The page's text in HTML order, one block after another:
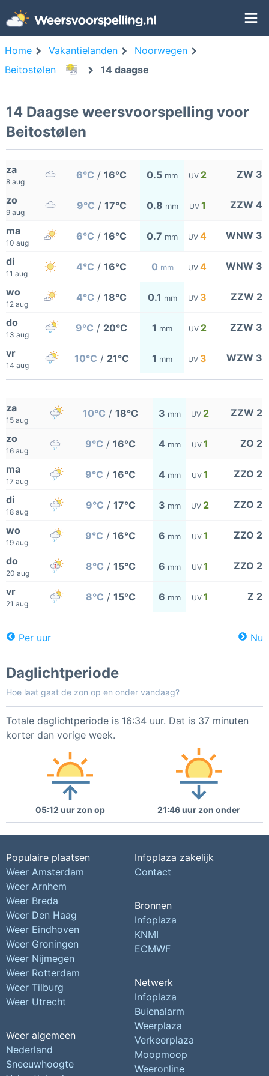
Home Vakantielanden
Noorwegen
Beitostølen
14 daagse
14 Daagse weersvoorspelling voor
Beitostølen
za
8 aug
6°C / 16°C 0.5 mm UV 2 ZW 3
zo
9 aug
9°C / 17°C 0.8 mm UV 1 ZZW 4
ma
10 aug
6°C / 16°C 0.7 mm UV 4 WNW 3
di
11 aug
4°C / 16°C 0 mm UV 4 WNW 3
wo
12 aug
4°C / 18°C 0.1 mm UV 3 ZZW 2
do
13 aug
9°C / 20°C 1 mm UV 2 ZZW 3
vr
14 aug
10°C / 21°C 1 mm UV 3 WZW 3
za
15 aug
10°C / 18°C 3 mm UV 2 ZZW 2
zo
16 aug
9°C / 16°C 4 mm UV 1 ZO 2
ma
17 aug
9°C / 16°C 4 mm UV 1 ZZO 2
di
18 aug
9°C / 17°C 3 mm UV 2 ZZO 2
wo
19 aug
9°C / 16°C 6 mm UV 1 ZZO 2
do
20 aug
8°C / 15°C 6 mm UV 1 ZZO 2
vr
21 aug
8°C / 15°C 6 mm UV 1 Z 2
Per uur Nu
Daglichtperiode
Hoe laat gaat de zon op en onder vandaag?
Totale daglichtperiode is 16:34 uur. Dat is 37 minuten
korter dan vorige week.
05:12 uur zon op 21:46 uur zon onder
Populaire plaatsen
Weer Amsterdam
Weer Arnhem
Weer Breda
Weer Den Haag
Weer Eindhoven
Weer Groningen
Weer Nijmegen
Weer Rotterdam
Weer Tilburg
Weer Utrecht
Weer algemeen
Nederland
Sneeuwhoogte
Infoplaza zakelijk
Contact
Bronnen
Infoplaza
KNMI
ECMWF
Netwerk
Infoplaza
Buienalarm
Weerplaza
Verkeerplaza
Moopmoop
Weeronline